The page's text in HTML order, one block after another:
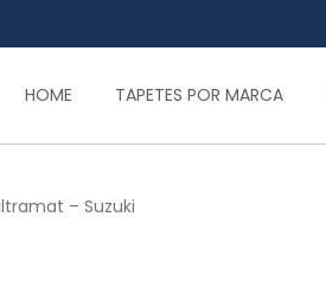
HOME TAPETES POR MARCA
– Suzuki